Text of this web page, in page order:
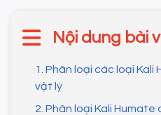
Nội dung bài
1. Phân loại các loại
vật lý
2. Phân loại Kali